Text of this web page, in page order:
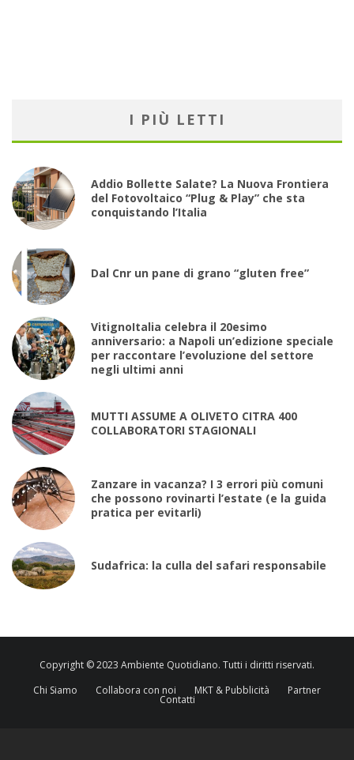
I PIÙ LETTI
Addio Bollette Salate? La Nuova Frontiera
del Fotovoltaico “Plug & Play” che sta
conquistando l’Italia
Dal Cnr un pane di grano “gluten free”
VitignoItalia celebra il 20esimo
anniversario: a Napoli un’edizione speciale
per raccontare l’evoluzione del settore
negli ultimi anni
MUTTI ASSUME A OLIVETO CITRA 400
COLLABORATORI STAGIONALI
Zanzare in vacanza? I 3 errori più comuni
che possono rovinarti l’estate (e la guida
pratica per evitarli)
Sudafrica: la culla del safari responsabile
Copyright © 2023 Ambiente Quotidiano. Tutti i diritti riservati.
Chi Siamo
Collabora con noi MKT & Pubblicità Partner
Contatti